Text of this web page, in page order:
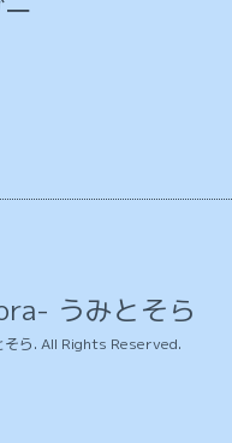
うみとそら
ら. All Rights Reserved.